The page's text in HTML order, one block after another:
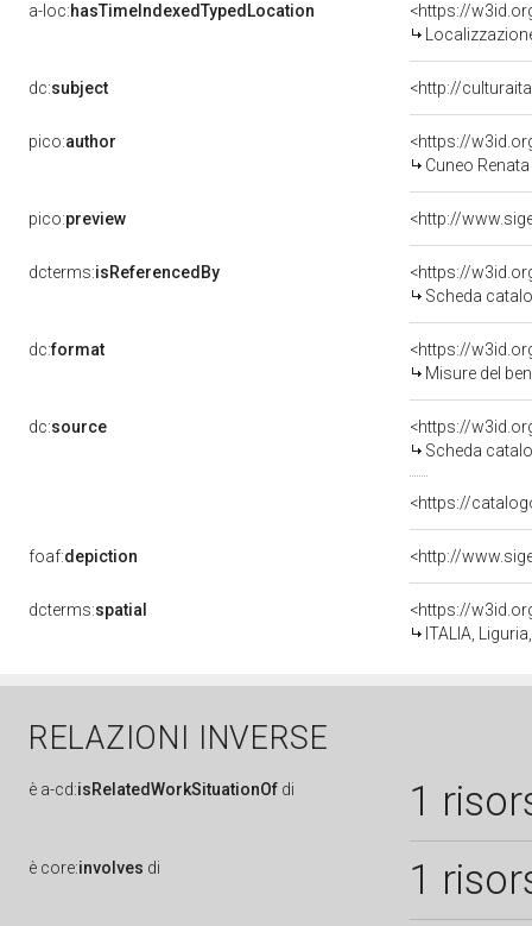
a-loc:hasTimeIndexedTypedLocation
<https://
dc:subject <http://
pico:author
<https://
Cuneo
pico:preview
dcterms:isReferencedBy
<https://
Scheda
dc:format
<https://
Misure del
dc:source
<https://
Scheda
<https://
foaf:depiction
dcterms:spatial
<https://
ITALIA,
RELAZIONI INVERSE
è a-cd:isRelatedWorkSituationOf di 1
è core:involves di 1